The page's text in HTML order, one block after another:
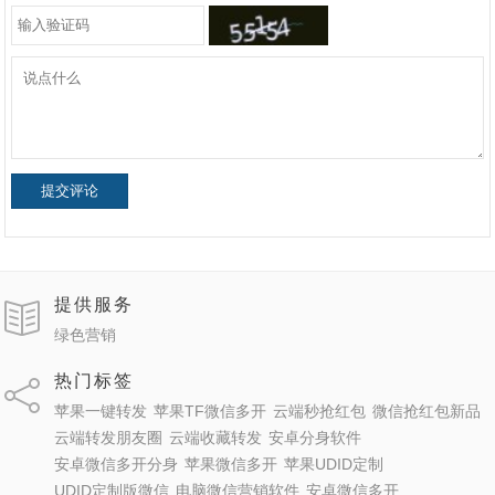
提交评论
提供服务
绿色营销
热门标签
苹果一键转发 苹果TF微信多开 云端秒抢红包 微信抢红包新品
云端转发朋友圈 云端收藏转发 安卓分身软件
安卓微信多开分身 苹果微信多开 苹果UDID定制
UDID定制版微信 电脑微信营销软件 安卓微信多开